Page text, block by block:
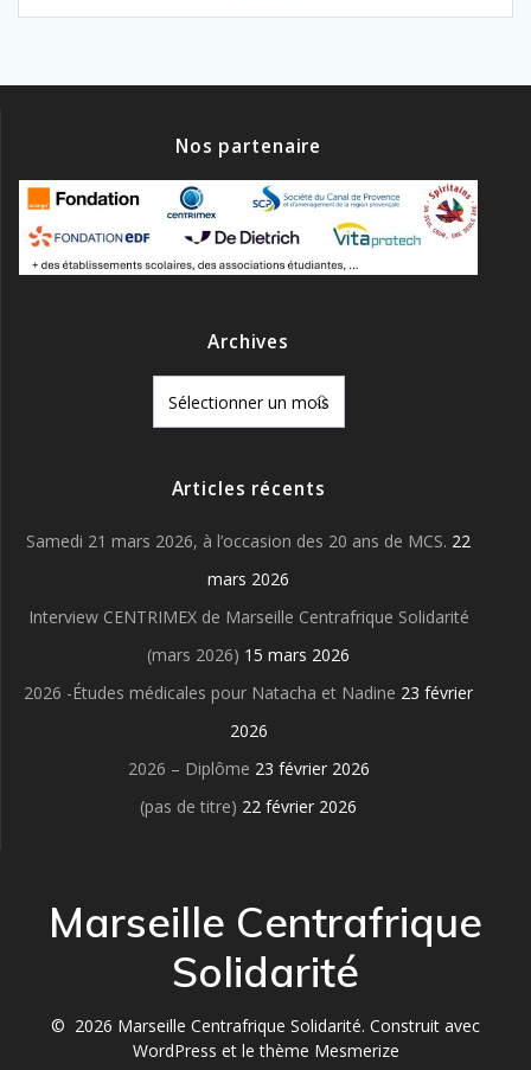
Nos partenaire
Archives
Articles récents
Samedi 21 mars 2026, à l’occasion des 20 ans de MCS. 22
mars 2026
Interview CENTRIMEX de Marseille Centrafrique Solidarité
(mars 2026) 15 mars 2026
2026 -Études médicales pour Natacha et Nadine 23 février
2026
2026 – Diplôme 23 février 2026
(pas de titre) 22 février 2026
Marseille Centrafrique
Solidarité
© 2026 Marseille Centrafrique Solidarité. Construit avec
WordPress et lethème Mesmerize